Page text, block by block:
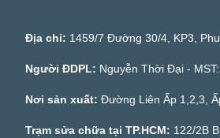
Địa chỉ: 1459/7 Đường 30/4, KP3,
Người ĐDPL: Nguyễn Thời Đại -
Nơi sản xuất: Đường Liên Ấp 1,2,3,
Trạm sửa chữa tại TP.HCM: 122/2B